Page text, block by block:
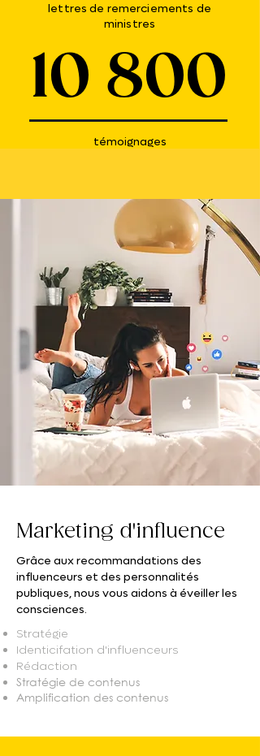
lettres de remerciements de
ministres
10 800
témoignages
Marketing d'influence
Grâce aux recommandations des
influenceurs et des personnalités
publiques, nous vous aidons à éveiller les
consciences.
Stratégie
Identicifation d'influenceurs
Rédaction
Stratégie de contenus
Amplification des contenus